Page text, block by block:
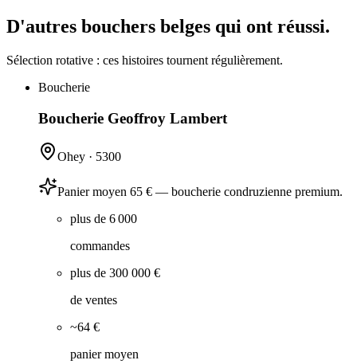
D'autres bouchers belges qui ont réussi.
Sélection rotative : ces histoires tournent régulièrement.
Boucherie
Boucherie Geoffroy Lambert
Ohey · 5300
Panier moyen 65 € — boucherie condruzienne premium.
plus de 6 000
commandes
plus de 300 000 €
de ventes
~64 €
panier moyen